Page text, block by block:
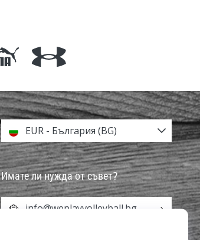
EUR - България (BG)
Имате ли нужда от съвет?
info@weplayvolleyball.bg